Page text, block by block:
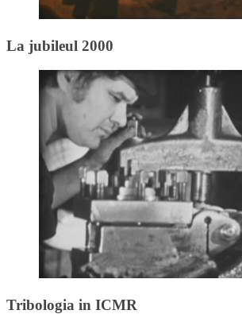
La jubileul 2000
Tribologia in ICMR